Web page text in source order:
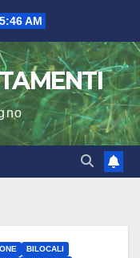
AM
BILOCALI